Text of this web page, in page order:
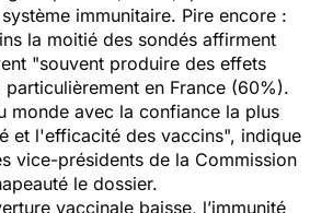
immunitaire. Pire encore :
la moitié des sondés affirment
"souvent produire des effets
particulièrement en France (60%).
monde avec la confiance la plus
et l'efficacité des vaccins", indique
vice-présidents de la Commission
le dossier.
vaccinale baisse, l’immunité